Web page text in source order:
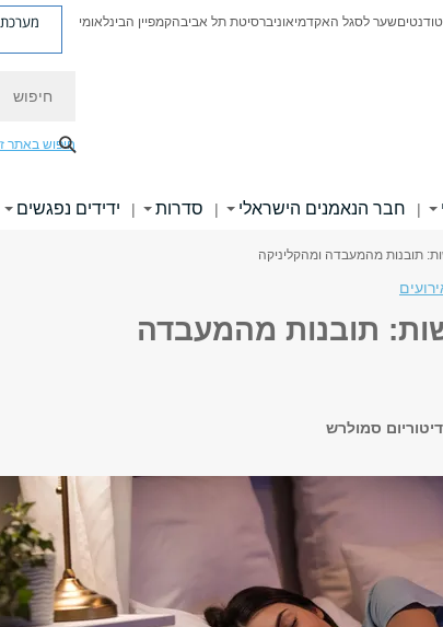
שער לסגל האקדמיאוניברסיטת תל אביבהקמפיין הבינלאומי מערכת
חיפוש באתר
| חבר הנאמנים הישראלי | סדרות | ידידים נפגשים
תובנות מהמעבדה ומהקליניקה
תובנות מהמעבדה
סמולרש